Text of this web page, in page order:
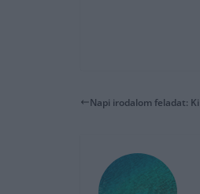
Napi irodalom feladat: